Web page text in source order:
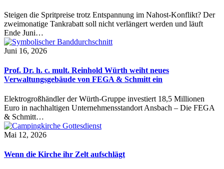
Steigen die Spritpreise trotz Entspannung im Nahost-Konflikt? Der
zweimonatige Tankrabatt soll nicht verlängert werden und läuft
Ende Juni…
Juni 16, 2026
Prof. Dr. h. c. mult. Reinhold Würth weiht neues
Verwaltungsgebäude von FEGA & Schmitt ein
Elektrogroßhändler der Würth-Gruppe investiert 18,5 Millionen
Euro in nachhaltigen Unternehmensstandort Ansbach – Die FEGA
& Schmitt…
Mai 12, 2026
Wenn die Kirche ihr Zelt aufschlägt